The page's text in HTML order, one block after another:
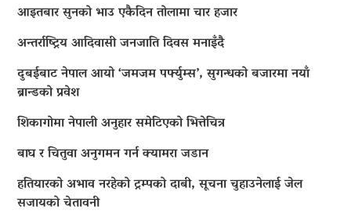
आइतबार सुनको भाउ एकैदिन तोलामा चार हजार
अन्तर्राष्ट्रिय आदिवासी जनजाति दिवस मनाइँदै
दुबईबाट नेपाल आयो ‘जमजम पर्फ्युम्स’, सुगन्धको बजारमा नयाँ
ब्रान्डको प्रवेश
शिकागोमा नेपाली अनुहार समेटिएको भित्तेचित्र
बाघ र चितुवा अनुगमन गर्न क्यामरा जडान
हतियारको अभाव नरहेको ट्रम्पको दाबी, सूचना चुहाउनेलाई जेल
सजायको चेतावनी